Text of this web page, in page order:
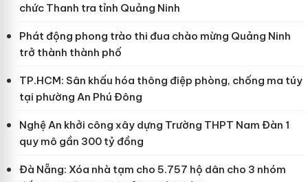
chức Thanh tra tỉnh Quảng Ninh
Phát động phong trào thi đua chào mừng Quảng Ninh
trở thành thành phố
TP.HCM: Sân khấu hóa thông điệp phòng, chống ma túy
tại phường An Phú Đông
Nghệ An khởi công xây dựng Trường THPT Nam Đàn 1
quy mô gần 300 tỷ đồng
Đà Nẵng: Xóa nhà tạm cho 5.757 hộ dân cho 3 nhóm